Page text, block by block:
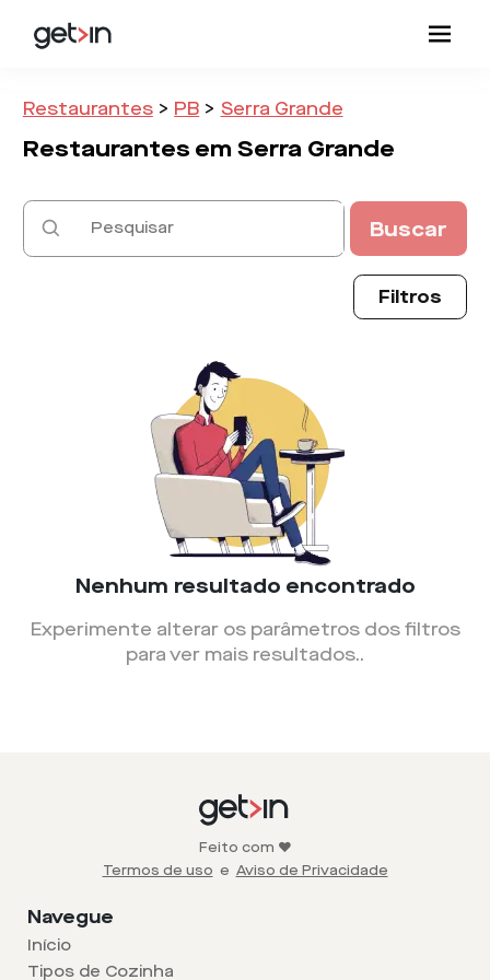
Restaurantes > PB > Serra Grande
Restaurantes emSerra Grande
Buscar
Filtros
Nenhum resultado encontrado
Experimente alterar os parâmetros dos filtros
para ver mais resultados..
Feito com ❤️
Termos de uso e Aviso de Privacidade
Navegue
Início
Tipos de Cozinha